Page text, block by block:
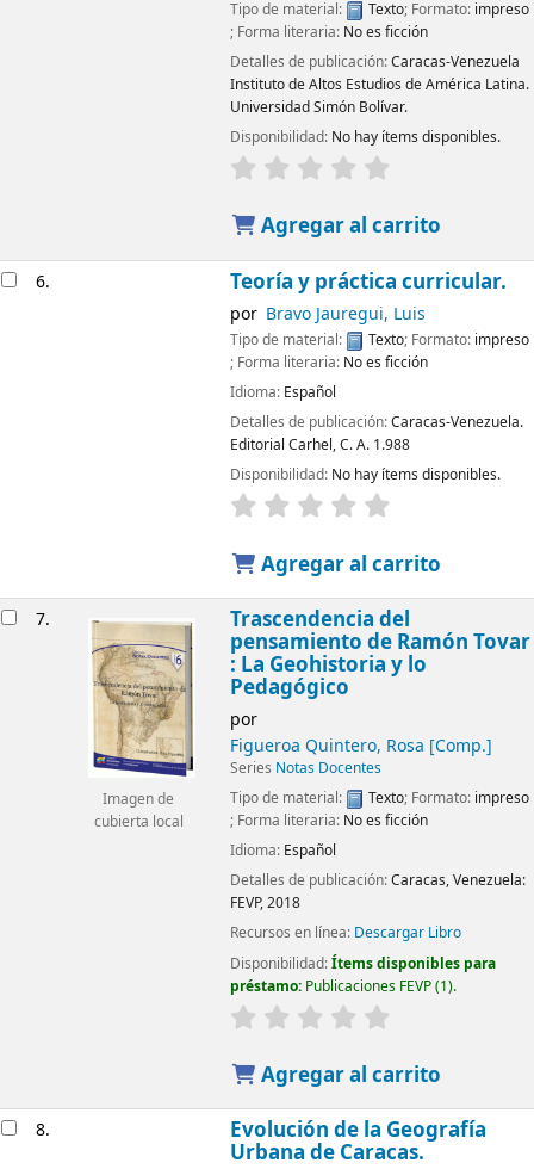
Tipo de material: Texto; Formato: impreso
; Forma literaria: No es ficción
Detalles de publicación:Caracas-Venezuela
Instituto de Altos Estudios de América Latina.
Universidad Simón Bolívar.
Disponibilidad: No hay ítems disponibles.
Agregar al carrito
6. Teoría y práctica curricular.
por Bravo Jauregui, Luis
Tipo de material: Texto; Formato: impreso
; Forma literaria: No es ficción
Idioma: Español
Detalles de publicación:Caracas-Venezuela.
Editorial Carhel, C. A. 1.988
Disponibilidad: No hay ítems disponibles.
Agregar al carrito
7.
Imagen de
cubierta local
Trascendencia del
pensamiento de Ramón Tovar
: La Geohistoria y lo
Pedagógico
por
Figueroa Quintero, Rosa [Comp.]
Series Notas Docentes
Tipo de material:
Texto; Formato: impreso
; Forma literaria: No es ficción
Idioma: Español
Detalles de publicación:Caracas, Venezuela:
FEVP,2018
Recursos en línea: Descargar Libro
Disponibilidad:Ítems disponibles para
préstamo: Publicaciones FEVP(1).
Agregar al carrito
8. Evolución de la Geografía
Urbana de Caracas.